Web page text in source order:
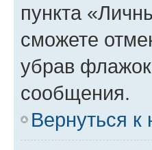
пункта
сможете
убрав флажок
сообщения.
Вернуться к